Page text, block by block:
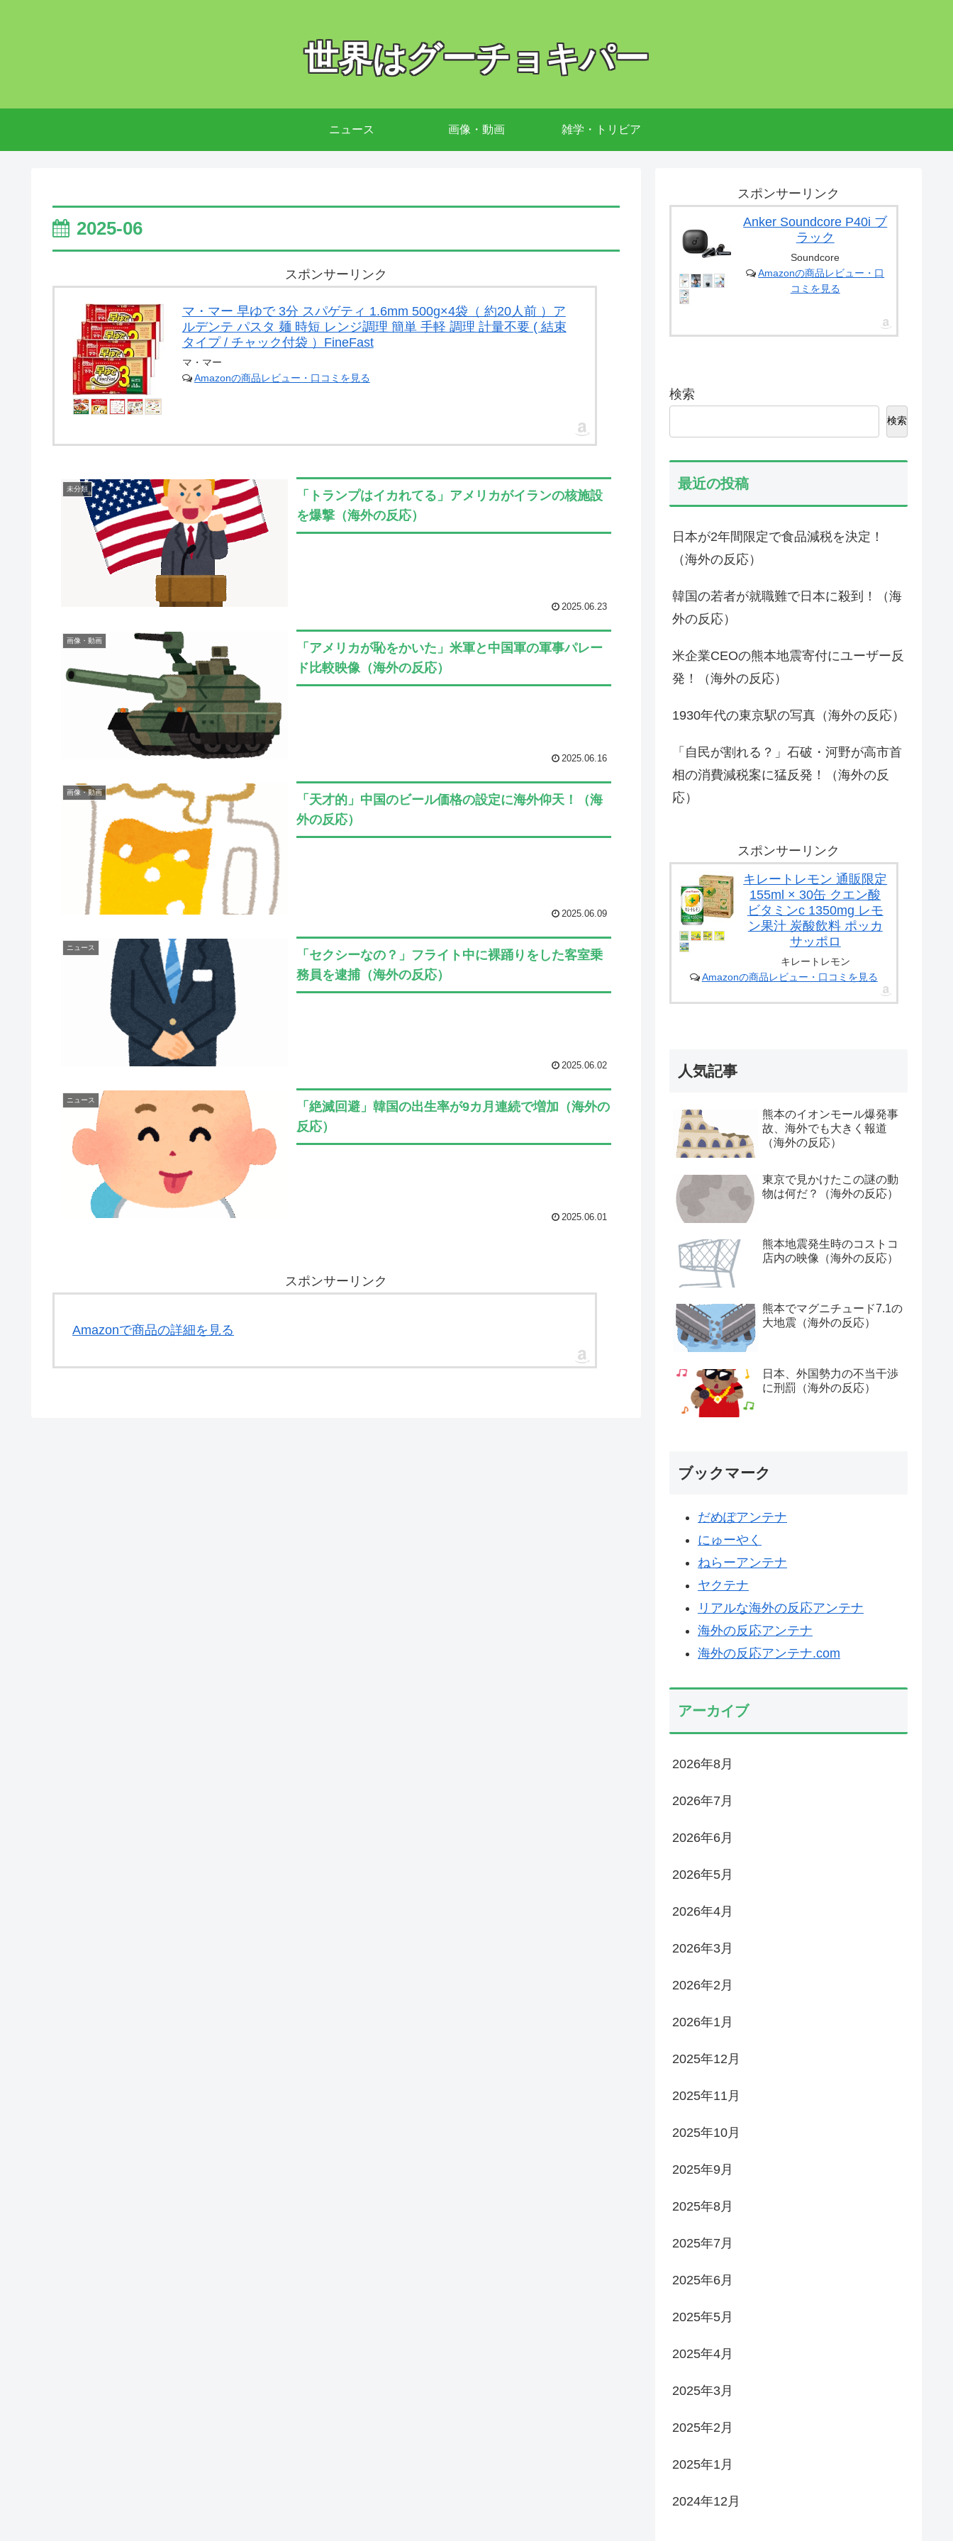
世界はグーチョキパー
ニュース 画像・動画 雑学・トリビア
2025-06
スポンサーリンク
マ・マー 早ゆで 3分 スパゲティ 1.6mm 500g×4袋（ 約20人前 ）ア
ルデンテ パスタ 麺 時短 レンジ調理 簡単 手軽 調理 計量不要 ( 結束
タイプ / チャック付袋 ）FineFast
マ・マー
Amazonの商品レビュー・口コミを見る
未分類
「トランプはイカれてる」アメリカがイランの核施設
を爆撃（海外の反応）
2025.06.23
画像・動画
「アメリカが恥をかいた」米軍と中国軍の軍事パレー
ド比較映像（海外の反応）
2025.06.16
画像・動画
「天才的」中国のビール価格の設定に海外仰天！（海
外の反応）
2025.06.09
ニュース
「セクシーなの？」フライト中に裸踊りをした客室乗
務員を逮捕（海外の反応）
2025.06.02
ニュース
「絶滅回避」韓国の出生率が9カ月連続で増加（海外の
反応）
2025.06.01
スポンサーリンク
Amazonで商品の詳細を見る
スポンサーリンク
Anker Soundcore P40i ブ
ラック
Soundcore
Amazonの商品レビュー・口
コミを見る
検索
検索
最近の投稿
日本が2年間限定で食品減税を決定！
（海外の反応）
韓国の若者が就職難で日本に殺到！（海
外の反応）
米企業CEOの熊本地震寄付にユーザー反
発！（海外の反応）
1930年代の東京駅の写真（海外の反応）
「自民が割れる？」石破・河野が高市首
相の消費減税案に猛反発！（海外の反
応）
スポンサーリンク
キレートレモン 通販限定
155ml × 30缶 クエン酸
ビタミンc 1350mg レモ
ン果汁 炭酸飲料 ポッカ
サッポロ
キレートレモン
Amazonの商品レビュー・口コミを見る
人気記事
熊本のイオンモール爆発事
故、海外でも大きく報道
（海外の反応）
東京で見かけたこの謎の動
物は何だ？（海外の反応）
熊本地震発生時のコストコ
店内の映像（海外の反応）
熊本でマグニチュード7.1の
大地震（海外の反応）
日本、外国勢力の不当干渉
に刑罰（海外の反応）
ブックマーク
だめぽアンテナ
にゅーやく
ねらーアンテナ
ヤクテナ
リアルな海外の反応アンテナ
海外の反応アンテナ
海外の反応アンテナ.com
アーカイブ
2026年8月
2026年7月
2026年6月
2026年5月
2026年4月
2026年3月
2026年2月
2026年1月
2025年12月
2025年11月
2025年10月
2025年9月
2025年8月
2025年7月
2025年6月
2025年5月
2025年4月
2025年3月
2025年2月
2025年1月
2024年12月